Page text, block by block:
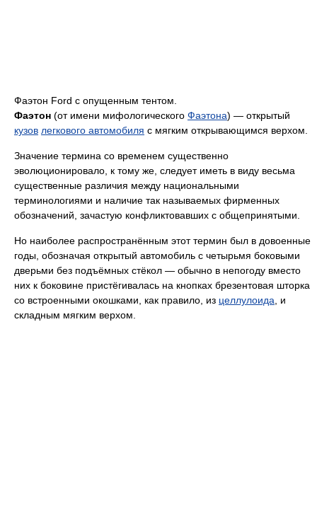
Фаэтон Ford с опущенным тентом.
Фаэтон (от имени мифологического Фаэтона) — открытый
кузов легкового автомобиля с мягким открывающимся верхом.
Значение термина со временем существенно
эволюционировало, к тому же, следует иметь в виду весьма
существенные различия между национальными
терминологиями и наличие так называемых фирменных
обозначений, зачастую конфликтовавших с общепринятыми.
Но наиболее распространённым этот термин был в довоенные
годы, обозначая открытый автомобиль с четырьмя боковыми
дверьми без подъёмных стёкол — обычно в непогоду вместо
них к боковине пристёгивалась на кнопках брезентовая шторка
со встроенными окошками, как правило, из целлулоида, и
складным мягким верхом.